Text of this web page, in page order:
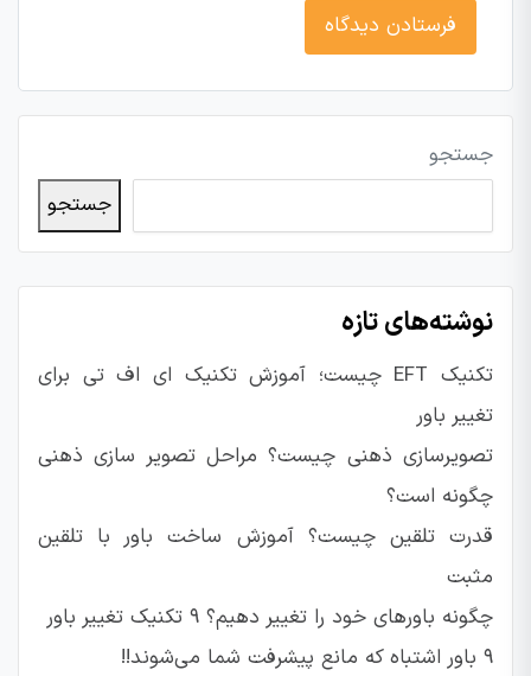
جستجو
جستجو
نوشته‌های تازه
تکنیک EFT چیست؛ آموزش تکنیک ای اف تی برای
تغییر باور
تصویرسازی ذهنی چیست؟ مراحل تصویر سازی ذهنی
چگونه است؟
قدرت تلقین چیست؟ آموزش ساخت باور با تلقین
مثبت
چگونه باورهای خود را تغییر دهیم؟ ۹ تکنیک تغییر باور
۹ باور اشتباه که مانع پیشرفت شما می‌شوند!!